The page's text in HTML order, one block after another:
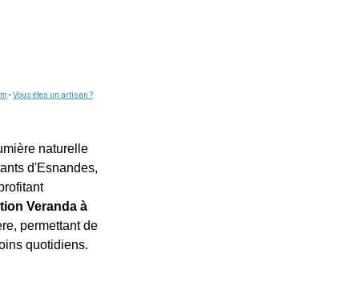
-Vous êtes un artisan ?
naturelle
d'Esnandes,
Veranda à
permettant de
quotidiens.